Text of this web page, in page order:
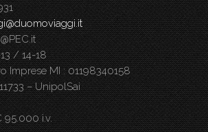
/ 14-18
Imprese MI : 01198340158
– UnipolSai
95.000 i.v.